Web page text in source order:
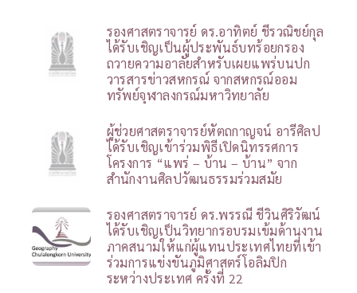
รองศาสตราจารย์ ดร.อาทิตย์ ชีรวณิชย์กุล
ได้รับเชิญเป็นผู้ประพันธ์บทร้อยกรอง
ถวายความอาลัยสำหรับเผยแพร่บนปก
วารสารข่าวสหกรณ์ จากสหกรณ์ออม
ทรัพย์จุฬาลงกรณ์มหาวิทยาลัย
ผู้ช่วยศาสตราจารย์หัตถกาญจน์ อารีศิลป
ได้รับเชิญเข้าร่วมพิธีเปิดนิทรรศการ
โครงการ “แพร่ – บ้าน – บ้าน” จาก
สำนักงานศิลปวัฒนธรรมร่วมสมัย
รองศาสตราจารย์ ดร.พรรณี ชีวินศิริวัฒน์
ได้รับเชิญเป็นวิทยากรอบรมเข้มด้านงาน
ภาคสนามให้แก่ผู้แทนประเทศไทยที่เข้า
ร่วมการแข่งขันภูมิศาสตร์โอลิมปิก
ระหว่างประเทศ ครั้งที่ 22